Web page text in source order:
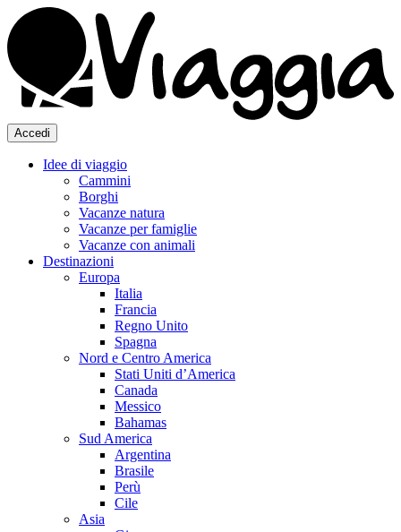
Accedi
Idee di viaggio
Cammini
Borghi
Vacanze natura
Vacanze per famiglie
Vacanze con animali
Destinazioni
Europa
Italia
Francia
Regno Unito
Spagna
Nord e Centro America
Stati Uniti d’America
Canada
Messico
Bahamas
Sud America
Argentina
Brasile
Perù
Cile
Asia